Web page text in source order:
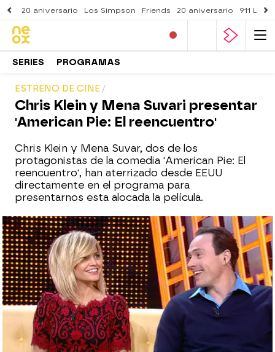
20 aniversario Los Simpson Friends 20 aniversario 911
SERIES PROGRAMAS
ESTRENO DE CINE
Chris Klein y Mena Suvari presentar
'American Pie: El reencuentro'
Chris Klein y Mena Suvar, dos de los
protagonistas de la comedia 'American Pie: El
reencuentro', han aterrizado desde EEUU
directamente en el programa para
presentarnos esta alocada la película.
neox
Madrid
Publicado:30 de abril de 2012, 17:50